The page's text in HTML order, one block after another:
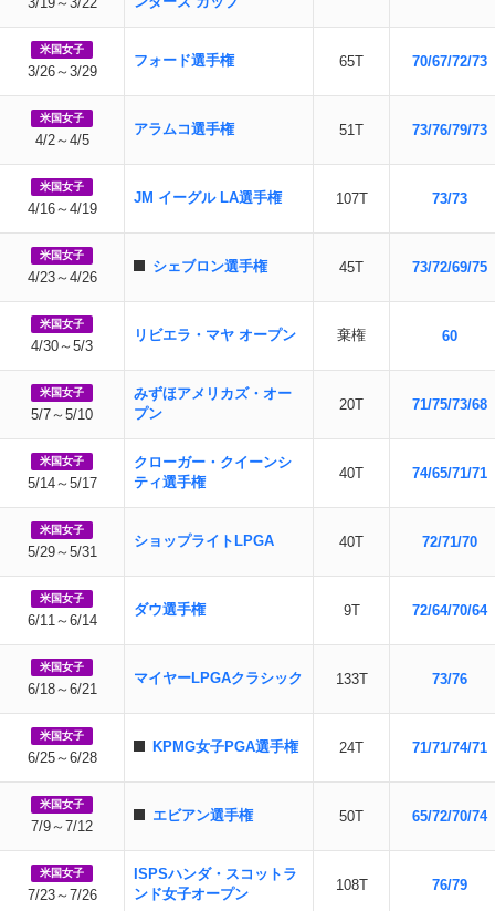
米国女子
3/26～3/29
フォード選手権 65T 70/67/72/73
米国女子
4/2～4/5
アラムコ選手権 51T 73/76/79/73
米国女子
4/16～4/19
JM イーグル LA選手権 107T 73/73
米国女子
4/23～4/26
シェブロン選手権 45T 73/72/69/75
米国女子
4/30～5/3
リビエラ・マヤ オープン 棄権 60
米国女子
5/7～5/10
みずほアメリカズ・オー
プン
20T 71/75/73/68
米国女子
5/14～5/17
クローガー・クイーンシ
ティ選手権
40T 74/65/71/71
米国女子
5/29～5/31
ショップライトLPGA 40T 72/71/70
米国女子
6/11～6/14
ダウ選手権 9T 72/64/70/64
米国女子
6/18～6/21
マイヤーLPGAクラシック 133T 73/76
米国女子
6/25～6/28
KPMG女子PGA選手権 24T 71/71/74/71
米国女子
7/9～7/12
エビアン選手権 50T 65/72/70/74
米国女子
7/23～7/26
ISPSハンダ・スコットラ
ンド女子オープン
108T 76/79